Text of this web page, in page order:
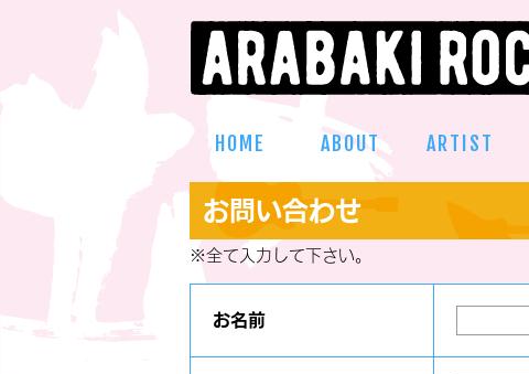
HOME ABOUT ARTIST
お問い合わせ
※全て入力して下さい。
お名前